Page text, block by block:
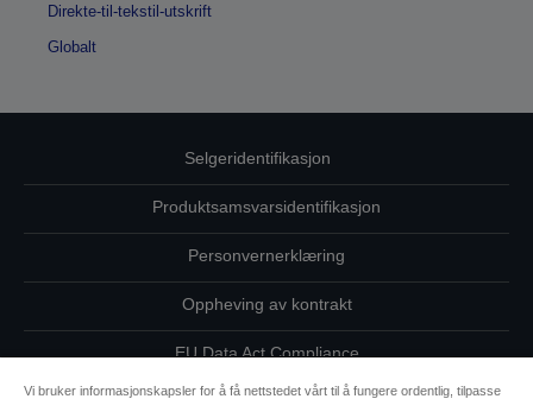
Direkte-til-tekstil-utskrift
Globalt
Selgeridentifikasjon
Produktsamsvarsidentifikasjon
Personvernerklæring
Oppheving av kontrakt
EU Data Act Compliance
Vi bruker informasjonskapsler for å få nettstedet vårt til å fungere ordentlig, tilpasse